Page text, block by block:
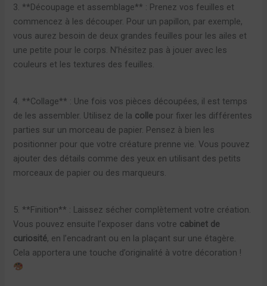
3. **Découpage et assemblage** : Prenez vos feuilles et
commencez à les découper. Pour un papillon, par exemple,
vous aurez besoin de deux grandes feuilles pour les ailes et
une petite pour le corps. N’hésitez pas à jouer avec les
couleurs et les textures des feuilles.
4. **Collage** : Une fois vos pièces découpées, il est temps
de les assembler. Utilisez de la colle pour fixer les différentes
parties sur un morceau de papier. Pensez à bien les
positionner pour que votre créature prenne vie. Vous pouvez
ajouter des détails comme des yeux en utilisant des petits
morceaux de papier ou des marqueurs.
5. **Finition** : Laissez sécher complètement votre création.
Vous pouvez ensuite l’exposer dans votre cabinet de
curiosité, en l’encadrant ou en la plaçant sur une étagère.
Cela apportera une touche d’originalité à votre décoration !